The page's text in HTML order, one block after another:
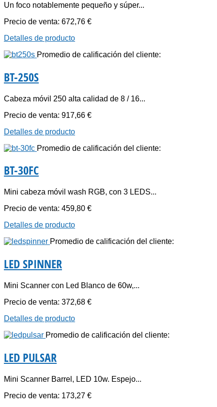
Un foco notablemente pequeño y súper...
Precio de venta: 672,76 €
Detalles de producto
Promedio de calificación del cliente:
BT-250S
Cabeza móvil 250 alta calidad de 8 / 16...
Precio de venta: 917,66 €
Detalles de producto
Promedio de calificación del cliente:
BT-30FC
Mini cabeza móvil wash RGB, con 3 LEDS...
Precio de venta: 459,80 €
Detalles de producto
Promedio de calificación del cliente:
LED SPINNER
Mini Scanner con Led Blanco de 60w,...
Precio de venta: 372,68 €
Detalles de producto
Promedio de calificación del cliente:
LED PULSAR
Mini Scanner Barrel, LED 10w. Espejo...
Precio de venta: 173,27 €